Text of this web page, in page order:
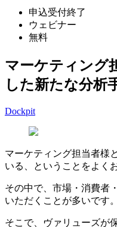
申込受付終了
ウェビナー
無料
マーケティング
した新たな分析
Dockpit
マーケティング担当者様
いる、ということをよく
その中で、市場・消費者
いただくことが多いです。
そこで、ヴァリューズが